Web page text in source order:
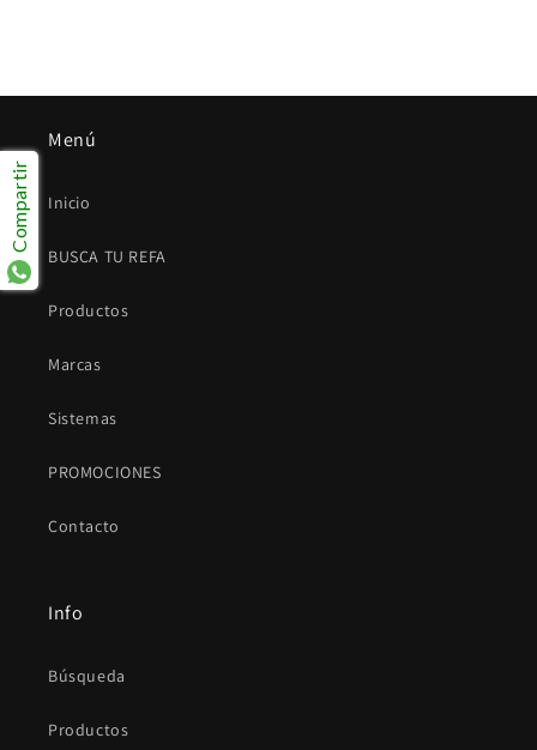
Menú
Inicio
BUSCA TU REFA
Productos
Marcas
Sistemas
PROMOCIONES
Contacto
Info
Búsqueda
Productos
Compartir